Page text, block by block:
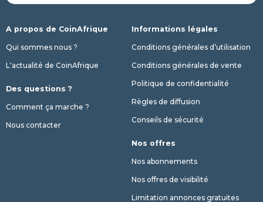
A propos de CoinAfrique
Qui sommes nous ?
L'actualité de CoinAfrique
Des questions ?
Comment ça marche ?
Nous contacter
Informations légales
Conditions générales d’utilisation
Conditions générales de vente
Politique de confidentialité
Règles de diffusion
Conseils de sécurité
Nos offres
Nos abonnements
Nos offres de visibilité
Limitation annonces gratuites